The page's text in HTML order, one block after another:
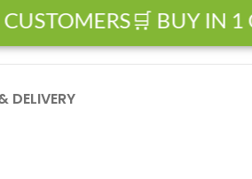
🛒 BUY IN 1
DELIVERY